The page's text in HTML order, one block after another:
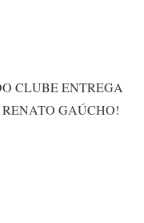
CLUBE ENTREGA
GAÚCHO!